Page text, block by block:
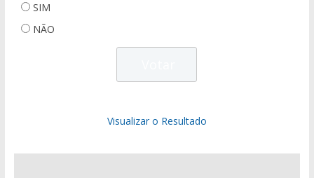
SIM
NÃO
Visualizar o Resultado